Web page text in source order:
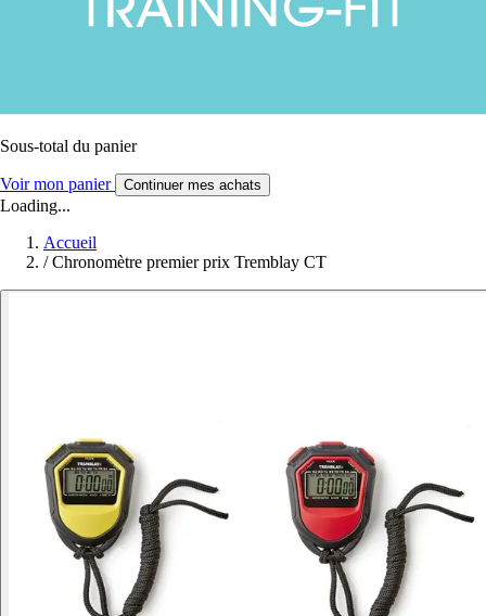
Sous-total du panier
Voir mon panier Continuer mes achats
Loading...
Accueil
/ Chronomètre premier prix Tremblay CT